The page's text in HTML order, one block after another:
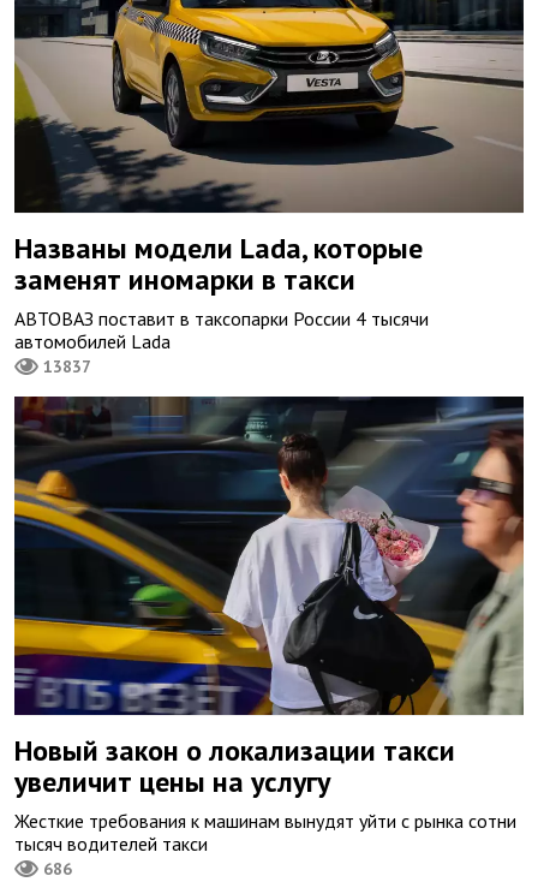
Названы модели Lada, которые
заменят иномарки в такси
АВТОВАЗ поставит в таксопарки России 4 тысячи
автомобилей Lada
13837
Новый закон о локализации такси
увеличит цены на услугу
Жесткие требования к машинам вынудят уйти с рынка сотни
тысяч водителей такси
686